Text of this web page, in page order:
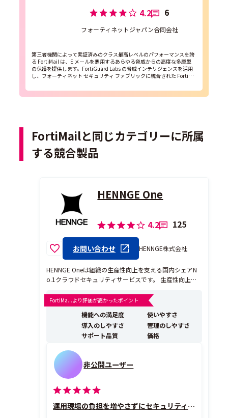
4.2 6
フォーティネットジャパン合同会社
第三者機関によって実証済みのクラス最高レベルのパフォーマンスを誇
る FortiMail は、E メールを悪用するあらゆる脅威からの高度な多層型
の保護を提供します。FortiGuard Labs の脅威インテリジェンスを活用
し、フォーティネット セキュリティ ファブリックに統合された FortiMa
FortiMailと同じカテゴリーに所属
する競合製品
HENNGE One
4.2 125
お問い合わせ HENNGE株式会社
HENNGE Oneは組織の生産性向上を支える国内シェアN
o.1クラウドセキュリティサービスです。 生産性向上に
ですが、一方でそこにはセキュリティをはじめとする
様々な課題が存在します。HENNGE Oneは様々なシステ
ムのIDを保護することにより柔軟な働き方...
FortiMa...より評価が高かったポイント
機能への満足度
使いやすさ
導入のしやすさ
管理のしやすさ
サポート品質
価格
非公開ユーザー
運用現場の負担を増やさずにセキュリティ水準を底上げ